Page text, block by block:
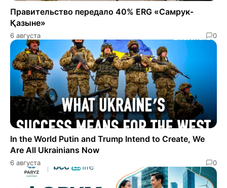
Правительство передало 40% ERG «Самрук-
Қазыне»
6 августа 0
In the World Putin and Trump Intend to Create, We
Are All Ukrainians Now
6 августа 0